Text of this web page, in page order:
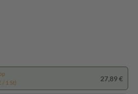
/ 1 St)
27,89 €